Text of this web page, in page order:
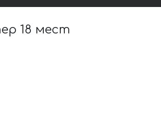
18 мест